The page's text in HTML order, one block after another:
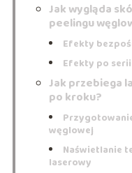
Jak wygląda
peelingu
Efekty
Efekty po
Jak przebiega
po kroku?
węglowej
Naświetlanie
laserowy